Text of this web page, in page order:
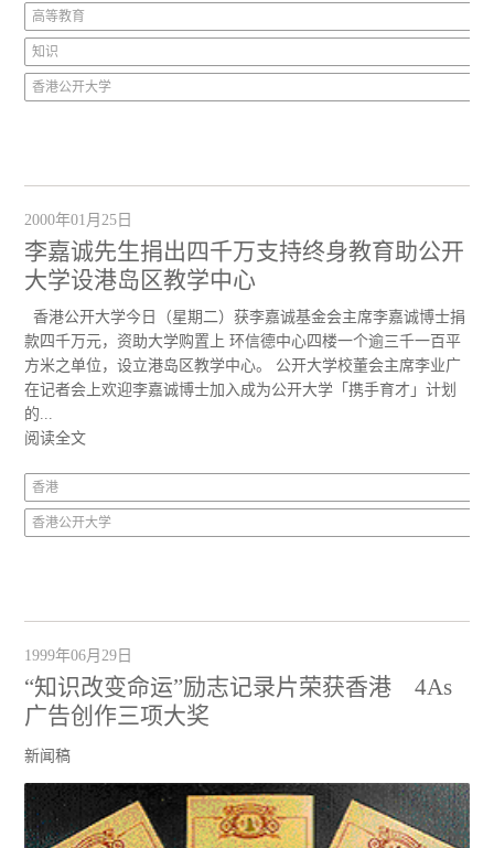
高等教育
知识
香港公开大学
2000年01月25日
李嘉诚先生捐出四千万支持终身教育助公开
大学设港岛区教学中心
香港公开大学今日（星期二）获李嘉诚基金会主席李嘉诚博士捐
款四千万元，资助大学购置上 环信德中心四楼一个逾三千一百平
方米之单位，设立港岛区教学中心。 公开大学校董会主席李业广
在记者会上欢迎李嘉诚博士加入成为公开大学「携手育才」计划
的...
阅读全文
香港
香港公开大学
1999年06月29日
“知识改变命运”励志记录片荣获香港 4As
广告创作三项大奖
新闻稿